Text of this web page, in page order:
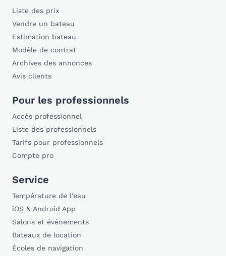
Liste des prix
Vendre un bateau
Estimation bateau
Modèle de contrat
Archives des annonces
Avis clients
Pour les professionnels
Accès professionnel
Liste des professionnels
Tarifs pour professionnels
Compte pro
Service
Température de l'eau
iOS & Android App
Salons et événements
Bateaux de location
Écoles de navigation